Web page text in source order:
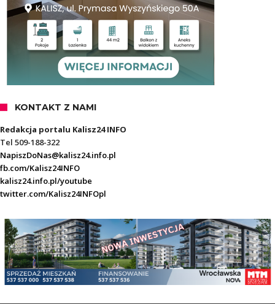
KONTAKT Z NAMI
Redakcja portalu Kalisz24 INFO
Tel 509-188-322
NapiszDoNas@kalisz24.info.pl
fb.com/Kalisz24INFO
kalisz24.info.pl/youtube
twitter.com/Kalisz24INFOpl